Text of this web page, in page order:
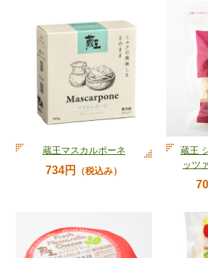
蔵王マスカルポーネ
734円 （税込み）
蔵王
ッツ